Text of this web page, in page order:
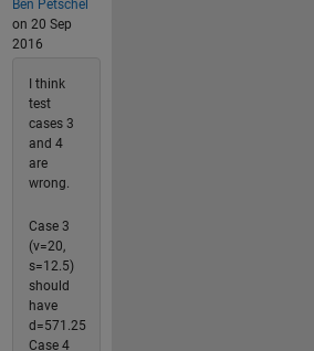
Ben Petschel
on 20 Sep
2016
I think
test
cases 3
and 4
are
wrong.
Case 3
(v=20,
s=12.5)
should
have
d=571.25
Case 4